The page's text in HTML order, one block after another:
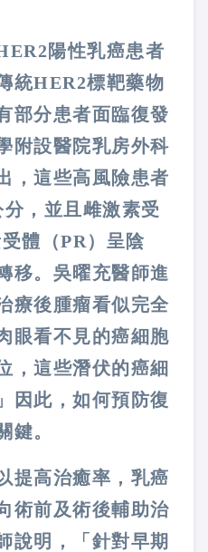
陽性乳癌患者
統HER2標靶藥物
部分患者面臨復發
附設醫院乳房外科
，這些高風險患者
，並且雌激素受
體（PR）呈陰
移。吳曜充醫師進
療後腫瘤看似完全
眼看不見的癌細胞
，這些潛伏的癌細
因此，如何預防復
鍵。
提高治癒率，乳癌
術前及術後輔助治
說明，「針對早期